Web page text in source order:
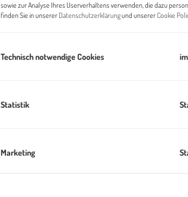
sowie zur Analyse Ihres Userverhaltens verwenden, die dazu
finden Sie in unserer Datenschutzerklärungund unsererCookie
Technisch notwendige Cookies
Statistik
Marketing